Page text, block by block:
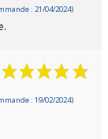
: 21/04/2024)
: 19/02/2024)